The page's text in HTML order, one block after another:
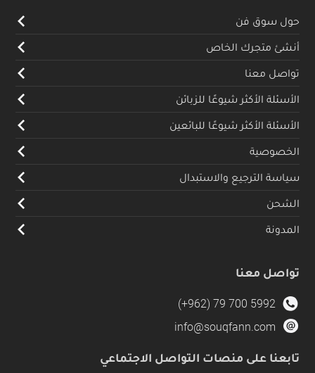
حول سوق فن
أنشئ متجرك الخاص
تواصل معنا
الأسئلة الأكثر شيوعًا للزبائن
الأسئلة الأكثر شيوعًا للبائعين
الخصوصية
سياسة الترجيع والاستبدال
الشحن
المدونة
تواصل معنا
(+962) 79 700 5992
info@souqfann.com
تابعنا على منصات التواصل الاجتماعي